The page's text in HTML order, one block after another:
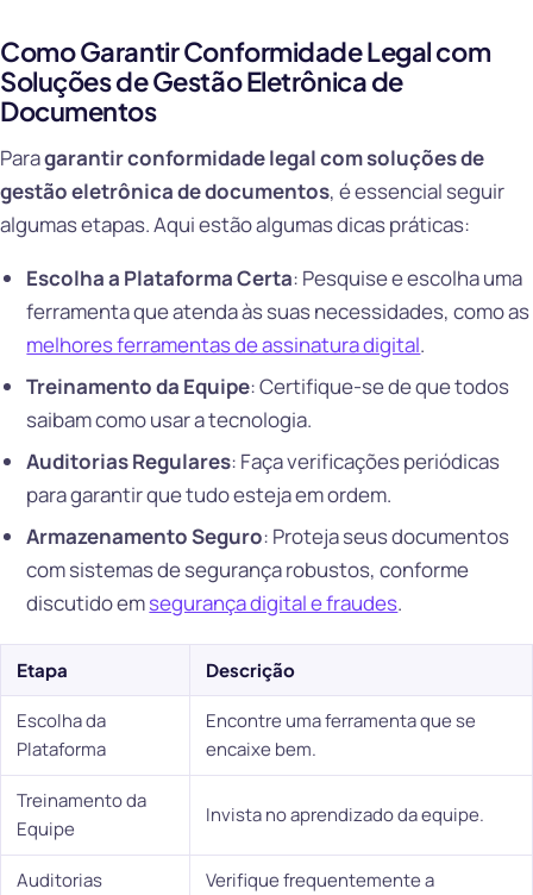
Como Garantir Conformidade Legal com
Soluções de Gestão Eletrônica de
Documentos
Paragarantir conformidade legal com soluções de
gestão eletrônica de documentos, é essencial seguir
algumas etapas. Aqui estão algumas dicas práticas:
Escolha a Plataforma Certa: Pesquise e escolha uma
ferramenta que atenda às suas necessidades, como as
melhores ferramentas de assinatura digital.
Treinamento da Equipe: Certifique-se de que todos
saibam como usar a tecnologia.
Auditorias Regulares: Faça verificações periódicas
para garantir que tudo esteja em ordem.
Armazenamento Seguro: Proteja seus documentos
com sistemas de segurança robustos, conforme
discutido emsegurança digital e fraudes.
Etapa Descrição
Escolha da
Plataforma
Encontre uma ferramenta que se
encaixe bem.
Treinamento da
Equipe
Invista no aprendizado da equipe.
Auditorias
Verifique frequentemente a